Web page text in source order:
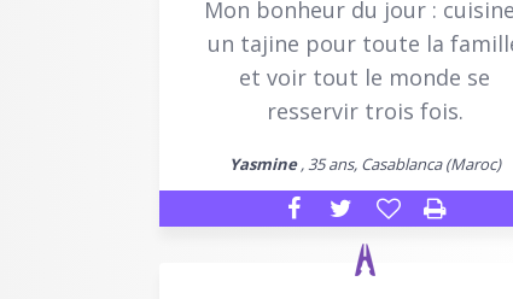
Mon bonheur du jour :
un tajine pour toute la
et voir tout le monde se
resservir trois fois.
Yasmine, 35 ans, Casablanca (Maroc)